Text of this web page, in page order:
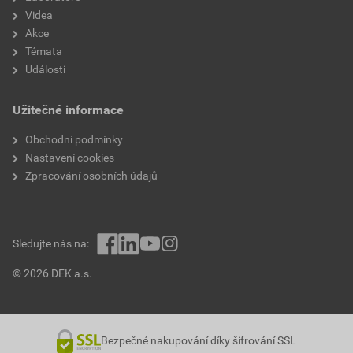
Videa
Akce
Témata
Události
Užitečné informace
Obchodní podmínky
Nastavení cookies
Zpracování osobních údajů
© 2026 DEK a.s.
Sledujte nás na:
Bezpečné nakupování díky šifrování SSL